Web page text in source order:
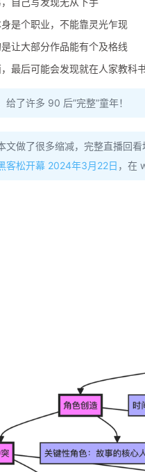
是个职业，不能靠灵光乍现
让大部分作品能有个及格线
最后可能会发现就在人家教科
了许多 90 后”完整”童年！
文做了很多缩减，完整直播回看
客松开幕 2024年3月22日 ，在